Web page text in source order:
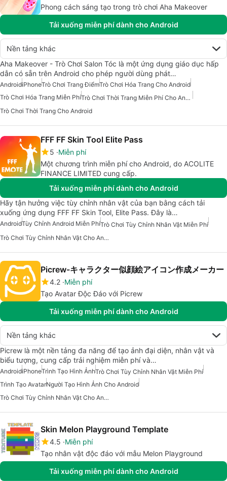
Phong cách sáng tạo trong trò chơi Aha Makeover
Tải xuống miễn phí dành cho Android
Nền tảng khác
Aha Makeover - Trò Chơi Salon Tóc là một ứng dụng giáo dục hấp
dẫn có sẵn trên Android cho phép người dùng phát…
AndroidiPhoneTrò Chơi Trang ĐiểmTrò Chơi Hóa Trang Cho Android
Trò Chơi Hóa Trang Miễn Phí
Trò Chơi Thời Trang Miễn Phí Cho Android
Trò Chơi Thời Trang Cho Android
FFF FF Skin Tool Elite Pass
5 Miễn phí
Một chương trình miễn phí cho Android, do ACOLITE
FINANCE LIMITED cung cấp.
Tải xuống miễn phí dành cho Android
Hãy tận hưởng việc tùy chỉnh nhân vật của bạn bằng cách tải
xuống ứng dụng FFF FF Skin Tool, Elite Pass. Đây là…
AndroidTùy Chỉnh Android Miễn PhíTrò Chơi Tùy Chỉnh Nhân Vật Miễn Phí
Trò Chơi Tùy Chỉnh Nhân Vật Cho Android
Picrew-キャラクター似顔絵アイコン作成メーカー
4.2 Miễn phí
Tạo Avatar Độc Đáo với Picrew
Tải xuống miễn phí dành cho Android
Nền tảng khác
Picrew là một nền tảng đa năng để tạo ảnh đại diện, nhân vật và
biểu tượng, cung cấp trải nghiệm miễn phí và…
AndroidiPhoneTrình Tạo Hình ẢnhTrò Chơi Tùy Chỉnh Nhân Vật Miễn Phí
Trình Tạo AvatarNgười Tạo Hình Ảnh Cho Android
Trò Chơi Tùy Chỉnh Nhân Vật Cho Android
Skin Melon Playground Template
4.5 Miễn phí
Tạo nhân vật độc đáo với mẫu Melon Playground
Tải xuống miễn phí dành cho Android